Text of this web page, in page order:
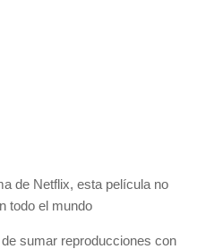
de Netflix, esta película no
todo el mundo
de sumar reproducciones con